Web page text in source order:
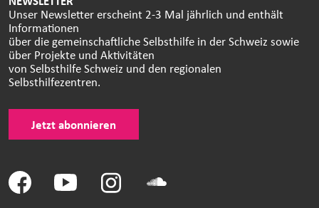
Unser Newsletter erscheint 2-3 Mal jährlich und enthält
Informationen
über die gemeinschaftliche Selbsthilfe in der Schweiz sowie
über Projekte und Aktivitäten
von Selbsthilfe Schweiz und den regionalen
Selbsthilfezentren.
Jetzt abonnieren